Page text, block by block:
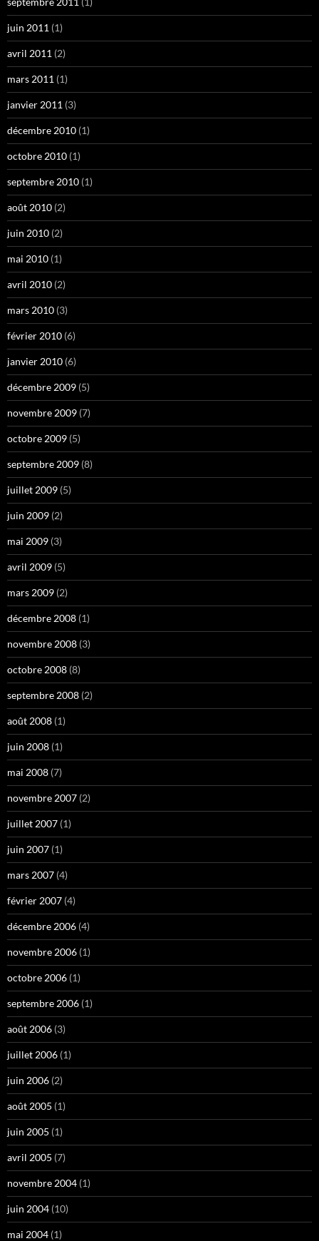
juin 2011 (1)
avril 2011 (2)
mars 2011 (1)
janvier 2011 (3)
décembre 2010 (1)
octobre 2010 (1)
septembre 2010 (1)
août 2010 (2)
juin 2010 (2)
mai 2010 (1)
avril 2010 (2)
mars 2010 (3)
février 2010 (6)
janvier 2010 (6)
décembre 2009 (5)
novembre 2009 (7)
octobre 2009 (5)
septembre 2009 (8)
juillet 2009 (5)
juin 2009 (2)
mai 2009 (3)
avril 2009 (5)
mars 2009 (2)
décembre 2008 (1)
novembre 2008 (3)
octobre 2008 (8)
septembre 2008 (2)
août 2008 (1)
juin 2008 (1)
mai 2008 (7)
novembre 2007 (2)
juillet 2007 (1)
juin 2007 (1)
mars 2007 (4)
février 2007 (4)
décembre 2006 (4)
novembre 2006 (1)
octobre 2006 (1)
septembre 2006 (1)
août 2006 (3)
juillet 2006 (1)
juin 2006 (2)
août 2005 (1)
juin 2005 (1)
avril 2005 (7)
novembre 2004 (1)
juin 2004 (10)
mai 2004 (1)